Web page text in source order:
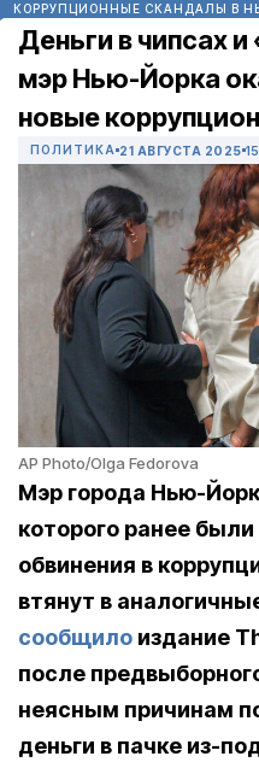
КОРРУПЦИОННЫЕ СКАНДАЛЫ В
Деньги в чипсах
мэр Нью-Йорка
новые
ПОЛИТИКА 21 АВГУСТА 2025
AP Photo/Olga Fedorova
Мэр города Нью-
которого ранее
обвинения в
втянут в
сообщило издание
после
неясным причинам
деньги в пачке из-